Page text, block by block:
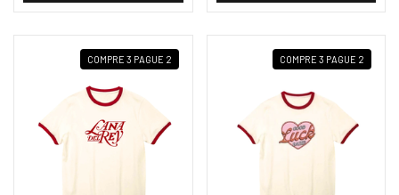
COMPRE 3 PAGUE 2 COMPRE 3 PAGUE 2